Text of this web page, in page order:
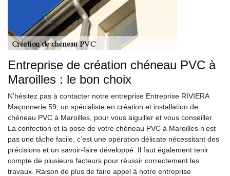
Entreprise de création chéneau PVC à
Maroilles : le bon choix
N’hésitez pas à contacter notre entreprise Entreprise RIVIERA
Maçonnerie 59, un spécialiste en création et installation de
chéneau PVC à Maroilles, pour vous aiguiller et vous conseiller.
La confection et la pose de votre chéneau PVC à Maroilles n’est
pas une tâche facile, c’est une opération délicate nécessitant des
précisions et un savoir-faire développé. Il faut également tenir
compte de plusieurs facteurs pour réussir correctement les
travaux. Raison de plus de faire appel à notre entreprise